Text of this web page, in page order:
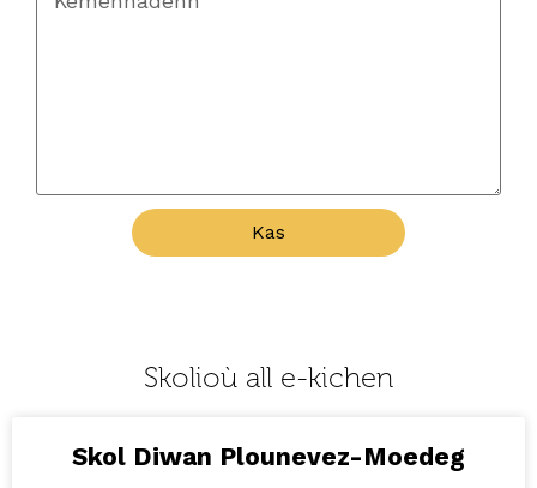
Kas
Skolioù all e-kichen
Skol Diwan Plounevez-Moedeg